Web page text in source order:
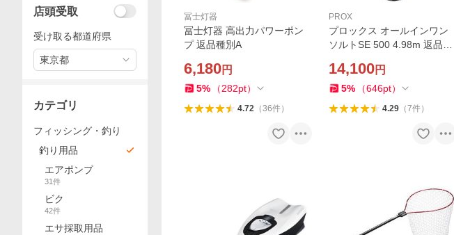
冨士灯器
冨士灯器 高出力パワーポン
プ 返品種別A
6,180円
5% （282pt）
4.72（36件）
PROX
プロックス オールインワン
ソルトSE 500 4.98m 返品種
14,100円
5% （646pt）
4.29（7件）
店頭受取
受け取る都道府県
東京都
カテゴリ
フィッシング・釣り
釣り用品
エアポンプ
31件
ビク
42件
エサ採取用品